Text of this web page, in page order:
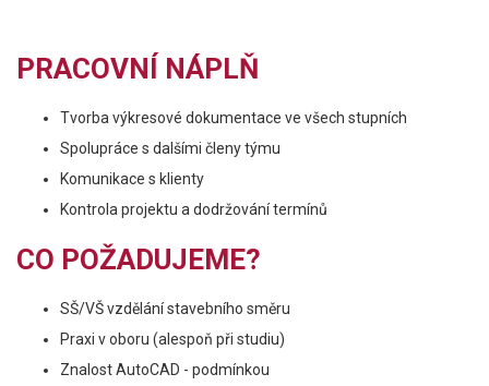
PRACOVNÍ NÁPLŇ
Tvorba výkresové dokumentace ve všech stupních
Spolupráce s dalšími členy týmu
Komunikace s klienty
Kontrola projektu a dodržování termínů
CO POŽADUJEME?
SŠ/VŠ vzdělání stavebního směru
Praxi v oboru (alespoň při studiu)
Znalost AutoCAD - podmínkou